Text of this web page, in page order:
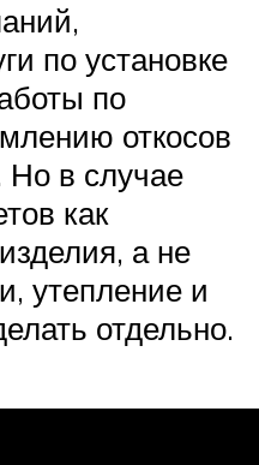
по установке
по
откосов
Но в случае
как
а не
утепление и
отдельно.